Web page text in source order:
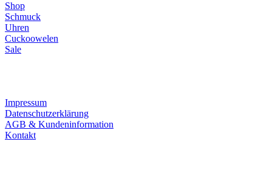
Shop
Schmuck
Uhren
Cuckoowelen
Sale
Impressum
Datenschutzerklärung
AGB & Kundeninformation
Kontakt